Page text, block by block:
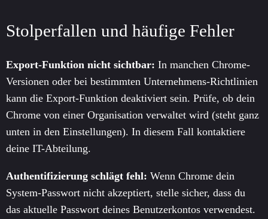
Stolperfallen und häufige Fehler
Export-Funktion nicht sichtbar: In manchen Chrome-
Versionen oder bei bestimmten Unternehmens-Richtlinien
kann die Export-Funktion deaktiviert sein. Prüfe, ob dein
Chrome von einer Organisation verwaltet wird (steht ganz
unten in den Einstellungen). In diesem Fall kontaktiere
deine IT-Abteilung.
Authentifizierung schlägt fehl: Wenn Chrome dein
System-Passwort nicht akzeptiert, stelle sicher, dass du
das aktuelle Passwort deines Benutzerkontos verwendest.